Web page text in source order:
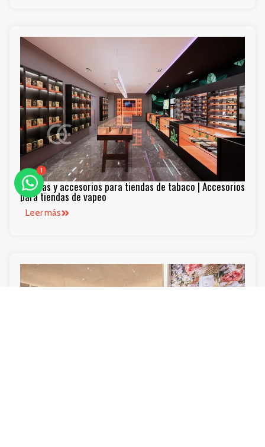
Vitrinas y accesorios para tiendas de tabaco | Accesorios
para tiendas de vapeo
Leer más
1